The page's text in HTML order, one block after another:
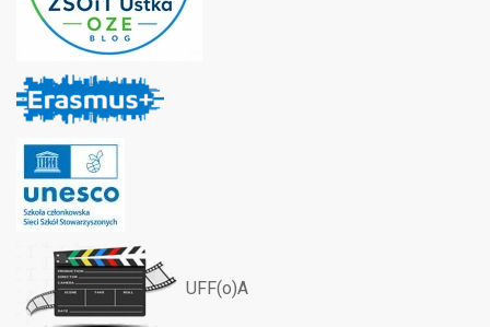
UFF(o)A